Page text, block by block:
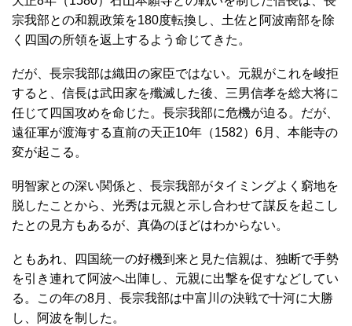
宗我部との和親政策を180度転換し、土佐と阿波南部を除
く四国の所領を返上するよう命じてきた。
だが、長宗我部は織田の家臣ではない。元親がこれを峻拒
すると、信長は武田家を殲滅した後、三男信孝を総大将に
任じて四国攻めを命じた。長宗我部に危機が迫る。だが、
遠征軍が渡海する直前の天正10年（1582）6月、本能寺の
変が起こる。
明智家との深い関係と、長宗我部がタイミングよく窮地を
脱したことから、光秀は元親と示し合わせて謀反を起こし
たとの見方もあるが、真偽のほどはわからない。
ともあれ、四国統一の好機到来と見た信親は、独断で手勢
を引き連れて阿波へ出陣し、元親に出撃を促すなどしてい
る。この年の8月、長宗我部は中富川の決戦で十河に大勝
し、阿波を制した。